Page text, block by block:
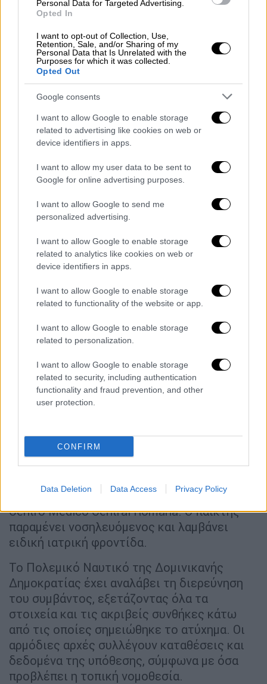
Personal Data for Targeted Advertising.
Opted In
I want to opt-out of Collection, Use,
Retention, Sale, and/or Sharing of my
Personal Data that Is Unrelated with the
Purposes for which it was collected.
Opted Out
Google consents
I want to allow Google to enable storage
related to advertising like cookies on web or
device identifiers in apps.
I want to allow my user data to be sent to
Google for online advertising purposes.
I want to allow Google to send me
personalized advertising.
I want to allow Google to enable storage
related to analytics like cookies on web or
device identifiers in apps.
I want to allow Google to enable storage
related to functionality of the website or app.
I want to allow Google to enable storage
related to personalization.
I want to allow Google to enable storage
related to security, including authentication
functionality and fraud prevention, and other
user protection.
CONFIRM
Data Deletion Data Access Privacy Policy
νήσου Σαόνα
Σύμφωνα με δημοσίευμα του τοπικού μέσου
cdn.com.do,το σοβαρό περιστατικό συνέβη
ανοιχτά της Νήσος Σαόνα
πραγματοποιούνται γυρίσματα του ριάλιτι
επιβίωσης τουΣΚΑΪ
. Όπως αναφέρουν οι
πληροφορίες, το τουριστικό σκάφος
χτύπησε τον Έλληνα παίκτη ενώ εκείνος
βρισκόταν μέσα στη θάλασσα
πραγματοποιώντας κατάδυση.
της Δομινικανής Δημοκρατίας
γνωστοποίησε ότι το σκάφος με την
ονομασία «Adrien III» επέστρεψε στο
ναυπηγείο του Μπαγιαΐμπε μετά το
ατύχημα. Ο κυβερνήτης του σκάφους,
Γουόκερ Νέιθαν Πολάνκο Μοράλες, φέρεται
να υποστήριξε ότι το πλοιάριο
πλαίσιο τουριστικής εκδρομής, όταν
τραυμάτισε κατά λάθος τον παίκτη του
Survivor.
Ο Έλληνας διαγωνιζόμενοςυπέστη σοβαρά
τραύματααπό τις προπέλες των
σημείο έσπευσαν διασώστες του Εθνικού
Συστήματος Άμεσης Ανάγκης της
Δομινικανής Δημοκρατίας, οι οποίοι
τη μεταφορά του τραυματία στο νοσοκομείο
Centro Medico Central Romana. Ο παίκτης
παραμένει νοσηλευόμενος και λαμβάνει
ειδική ιατρική φροντίδα.
Το Πολεμικό Ναυτικό της Δομινικανής
Δημοκρατίας έχει αναλάβει τη διερεύνηση
του συμβάντος, εξετάζοντας όλα τα
στοιχεία και τις ακριβείς συνθήκες κάτω
από τις οποίες σημειώθηκε το ατύχημα. Οι
αρμόδιες αρχές συλλέγουν καταθέσεις και
δεδομένα της υπόθεσης, σύμφωνα με όσα
προβλέπει η τοπική νομοθεσία.